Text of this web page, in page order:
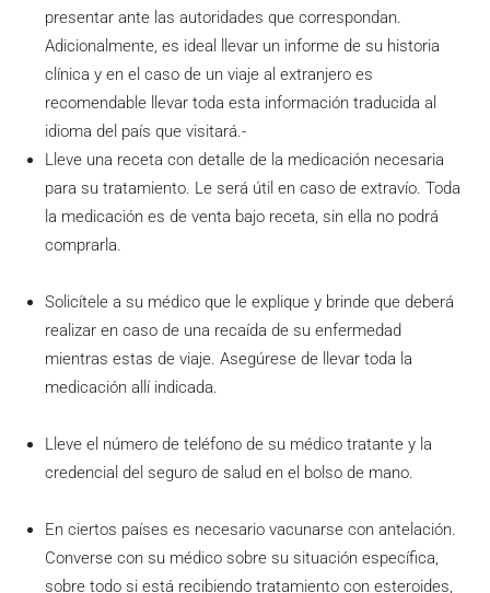
presentar ante las autoridades que correspondan.
Adicionalmente, es ideal llevar un informe de su historia
clínica y en el caso de un viaje al extranjero es
recomendable llevar toda esta información traducida al
idioma del país que visitará.-
Lleve una receta con detalle de la medicación necesaria
para su tratamiento. Le será útil en caso de extravío. Toda
la medicación es de venta bajo receta, sin ella no podrá
comprarla.
Solicítele a su médico que le explique y brinde que deberá
realizar en caso de una recaída de su enfermedad
mientras estas de viaje. Asegúrese de llevar toda la
medicación allí indicada.
Lleve el número de teléfono de su médico tratante y la
credencial del seguro de salud en el bolso de mano.
En ciertos países es necesario vacunarse con antelación.
Converse con su médico sobre su situación específica,
sobre todo si está recibiendo tratamiento con esteroides,